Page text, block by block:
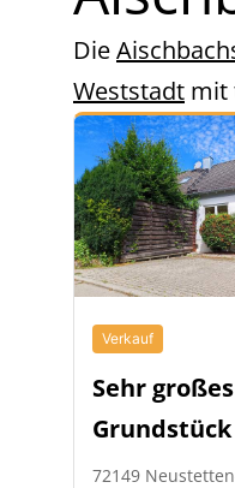
Die
Weststadt mit
Verkauf
Sehr großes
Grundstück
72149